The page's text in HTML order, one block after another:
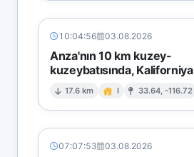
10:04:56 03.08.2026
Anza'nın 10 km kuzey-
kuzeybatısında, Kaliforniya
17.6 km I 33.64, -116.72
07:07:53 03.08.2026